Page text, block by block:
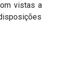
vistas a